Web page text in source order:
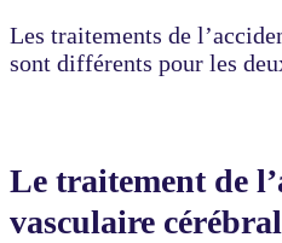
Les traitements de
sont différents pour les
Le traitement de
vasculaire